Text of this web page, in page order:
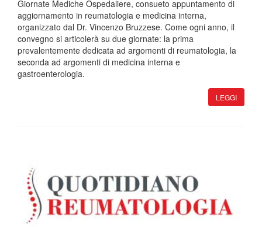
Giornate Mediche Ospedaliere, consueto appuntamento di
aggiornamento in reumatologia e medicina interna,
organizzato dal Dr. Vincenzo Bruzzese. Come ogni anno, il
convegno si articolerà su due giornate: la prima
prevalentemente dedicata ad argomenti di reumatologia, la
seconda ad argomenti di medicina interna e
gastroenterologia.
LEGGI